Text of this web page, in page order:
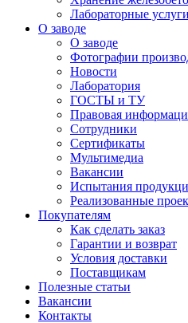
Лабораторные услуги
О заводе
О заводе
Фотографии
Новости
Лаборатория
ГОСТЫ и ТУ
Правовая
Сотрудники
Сертификаты
Мультимедиа
Вакансии
Испытания
Реализованные
Покупателям
Как сделать заказ
Гарантии и возврат
Условия доставки
Поставщикам
Полезные статьи
Вакансии
Контакты